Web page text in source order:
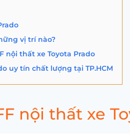
vị trí nào?
nội thất xe Toyota Prado
uy tín chất lượng tại TP.HCM
nội thất xe